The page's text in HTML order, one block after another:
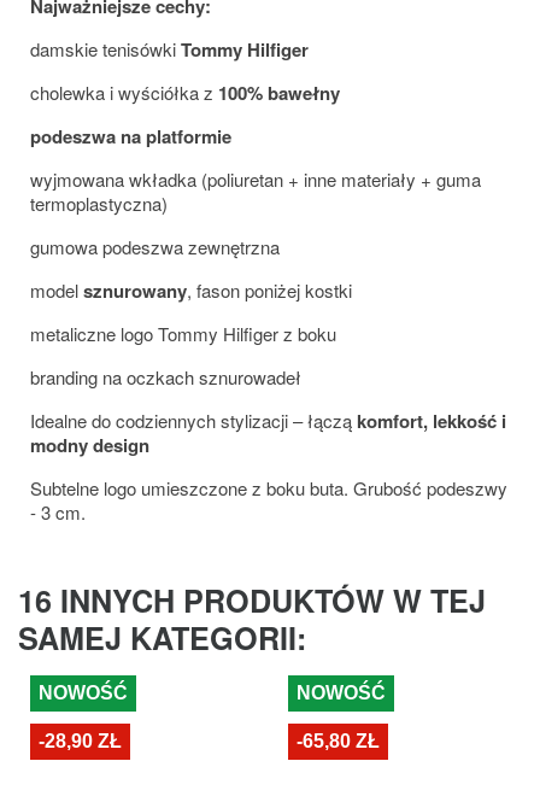
Najważniejsze cechy:
damskie tenisówkiTommy Hilfiger
cholewka i wyściółka z 100% bawełny
podeszwa na platformie
wyjmowana wkładka (poliuretan + inne materiały + guma
termoplastyczna)
gumowa podeszwa zewnętrzna
modelsznurowany, fason poniżej kostki
metaliczne logo Tommy Hilfiger z boku
branding na oczkach sznurowadeł
Idealne do codziennych stylizacji – łączą komfort, lekkość i
modny design
Subtelne logo umieszczone z boku buta. Grubość podeszwy
- 3 cm.
16 INNYCH PRODUKTÓW W TEJ
SAMEJ KATEGORII:
NOWOŚĆ
-28,90 ZŁ
NOWOŚĆ
-65,80 ZŁ